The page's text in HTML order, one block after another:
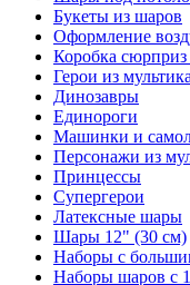
Букеты из шаров
Оформление
Коробка
Герои из мультика
Динозавры
Единороги
Машинки и
Персонажи из
Принцессы
Супергерои
Латексные шары
Шары 12" (30 см)
Наборы с
Наборы шаров с